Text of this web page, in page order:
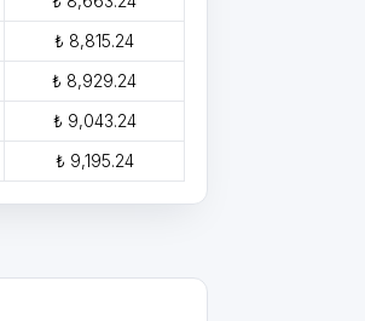
₺ 8,815.24
₺ 8,929.24
₺ 9,043.24
₺ 9,195.24